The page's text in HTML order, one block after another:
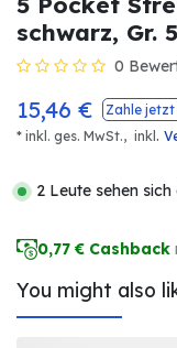
schwarz, Gr.
0
15,46 € Zahle jetzt
* inkl. ges. MwSt., inkl .
2 Leute sehen
0,77 € Cashback
You might also